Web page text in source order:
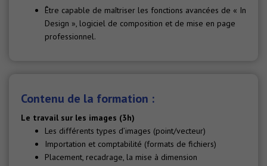
Être capable de maîtriser les fonctions avancées de « In
Design », logiciel de composition et de mise en page
professionnel.
Contenu de la formation :
Le travail sur les images (3h)
Les différents types d’images (point/vecteur)
Importation et comptabilité (formats de fichiers)
Placement, recadrage, la mise à dimension